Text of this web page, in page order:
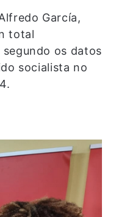
García,
total
os datos
socialista no